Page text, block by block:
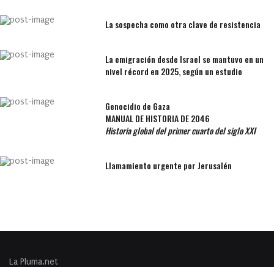
La sospecha como otra clave de resistencia
La emigración desde Israel se mantuvo en un
nivel récord en 2025, según un estudio
Genocidio de Gaza
MANUAL DE HISTORIA DE 2046
Historia global del primer cuarto del siglo XXI
Llamamiento urgente por Jerusalén
La Pluma.net